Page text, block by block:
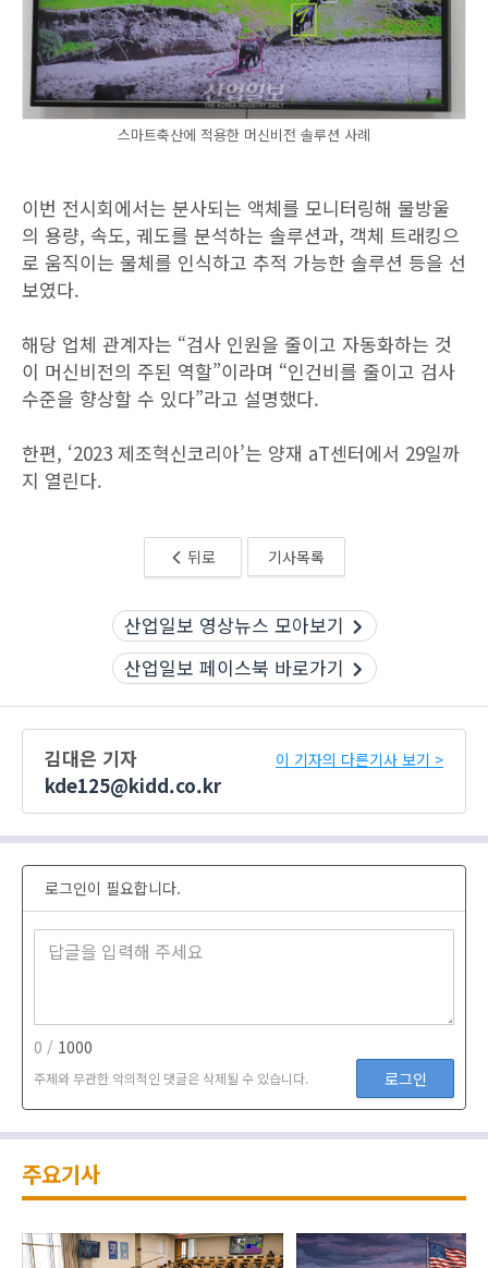
스마트축산에 적용한 머신비전 솔루션 사례
이번 전시회에서는 분사되는 액체를 모니터링해 물방울
의 용량, 속도, 궤도를 분석하는 솔루션과, 객체 트래킹으
로 움직이는 물체를 인식하고 추적 가능한 솔루션 등을 선
보였다.
해당 업체 관계자는 “검사 인원을 줄이고 자동화하는 것
이 머신비전의 주된 역할”이라며 “인건비를 줄이고 검사
수준을 향상할 수 있다”라고 설명했다.
한편, ‘2023 제조혁신코리아’는 양재 aT센터에서 29일까
지 열린다.
뒤로 기사목록
산업일보 영상뉴스 모아보기
산업일보 페이스북 바로가기
김대은 기자
kde125@kidd.co.kr
이 기자의 다른기사 보기 >
로그인이 필요합니다.
0 / 1000
주제와 무관한 악의적인 댓글은 삭제될 수 있습니다. 로그인
주요기사